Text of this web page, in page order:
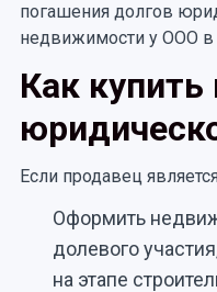
погашения долгов
недвижимости у ООО в
Как купить
Если продавец
Оформить
долевого
на этапе